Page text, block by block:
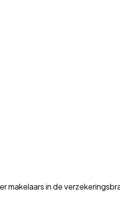
makelaars in de